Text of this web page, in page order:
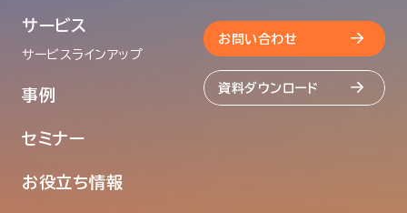
サービス
サービスラインアップ
事例
セミナー
お役立ち情報
お問い合わせ
資料ダウンロード